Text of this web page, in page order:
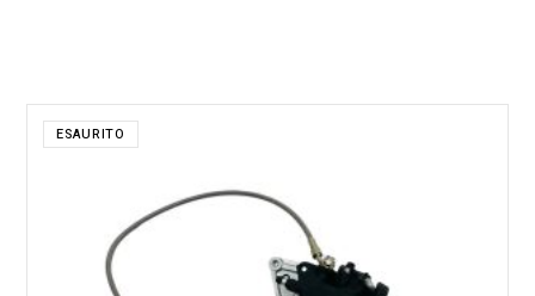
ESAURITO
LEGGI TUTTO